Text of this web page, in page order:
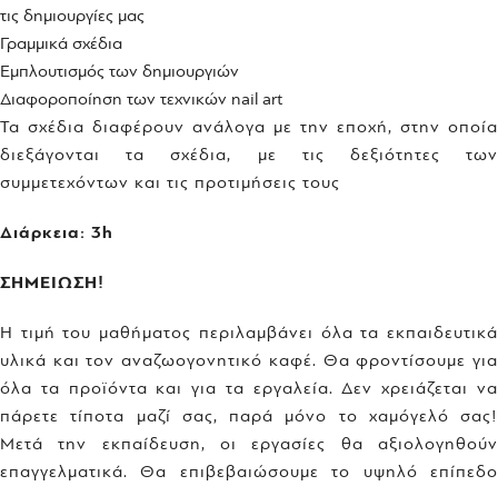
τις δημιουργίες μας
Γραμμικά σχέδια
Εμπλουτισμός των δημιουργιών
Διαφοροποίηση των τεχνικών nail art
Τα σχέδια διαφέρουν ανάλογα με την εποχή, στην οποία
διεξάγονται τα σχέδια, με τις δεξιότητες των
συμμετεχόντων και τις προτιμήσεις τους
Διάρκεια: 3h
ΣΗΜΕΙΩΣΗ!
Η τιμή του μαθήματος περιλαμβάνει όλα τα εκπαιδευτικά
υλικά και τον αναζωογονητικό καφέ. Θα φροντίσουμε για
όλα τα προϊόντα και για τα εργαλεία. Δεν χρειάζεται να
πάρετε τίποτα μαζί σας, παρά μόνο το χαμόγελό σας!
Μετά την εκπαίδευση, οι εργασίες θα αξιολογηθούν
επαγγελματικά. Θα επιβεβαιώσουμε το υψηλό επίπεδο